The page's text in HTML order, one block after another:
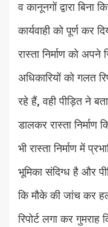
व कानूनगों द्वारा बिना
कार्यवाही को पूर्ण कर
रास्ता निर्माण को अपने
अधिकारियों को गलत
रहे हैं, वही पीड़ित ने
डालकर रास्ता
भी रास्ता निर्माण में
भूमिका संदिग्ध है और
कि मौके की जांच कर
रिपोर्ट लगा कर